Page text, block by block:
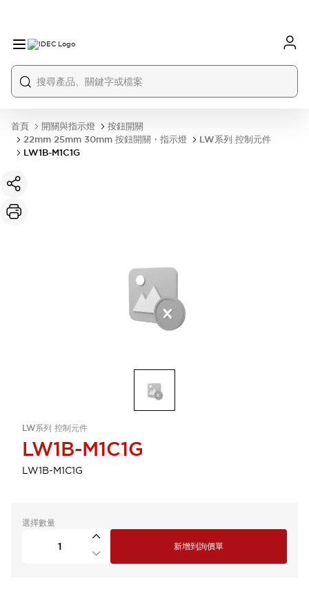
首頁 開關與指示燈
按鈕開關
22mm 25mm 30mm 按鈕開關・指示燈
LW系列 控制元件
LW1B-M1C1G
LW系列 控制元件
LW1B-M1C1G
LW1B-M1C1G
選擇數量
新增到詢價單